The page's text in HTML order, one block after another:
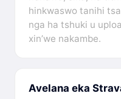
hinkwaswo tanihi
nga ha tshuki u
xin’we nakambe.
Avelana eka